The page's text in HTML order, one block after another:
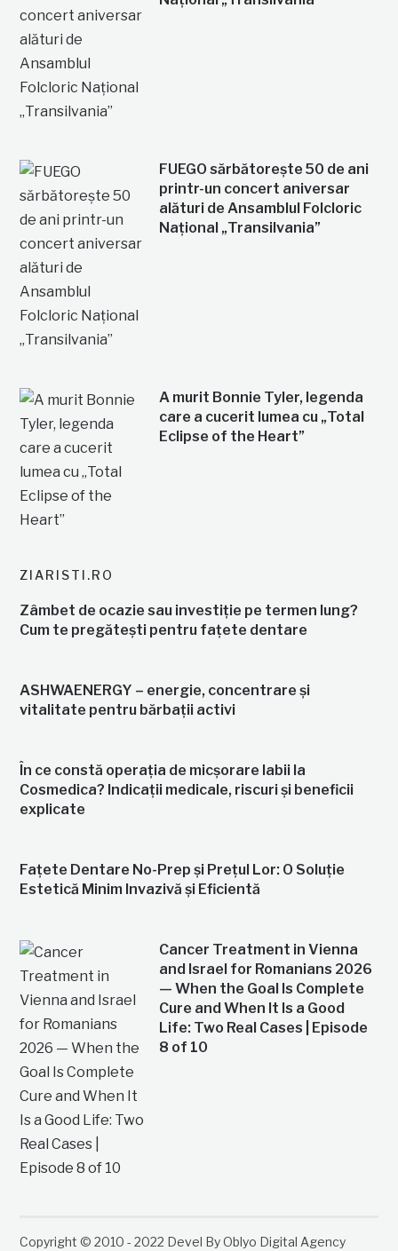
FUEGO sărbătorește 50 de ani
printr-un concert aniversar
alături de Ansamblul Folcloric
Național „Transilvania”
A murit Bonnie Tyler, legenda
care a cucerit lumea cu „Total
Eclipse of the Heart”
ZIARISTI.RO
Zâmbet de ocazie sau investiție pe termen lung?
Cum te pregătești pentru fațete dentare
ASHWAENERGY – energie, concentrare și
vitalitate pentru bărbații activi
În ce constă operația de micșorare labii la
Cosmedica? Indicații medicale, riscuri și beneficii
explicate
Fațete Dentare No-Prep și Prețul Lor: O Soluție
Estetică Minim Invazivă și Eficientă
Cancer Treatment in Vienna
and Israel for Romanians 2026
— When the Goal Is Complete
Cure and When It Is a Good
Life: Two Real Cases | Episode
8 of 10
Copyright © 2010 - 2022 Devel By Oblyo Digital Agency